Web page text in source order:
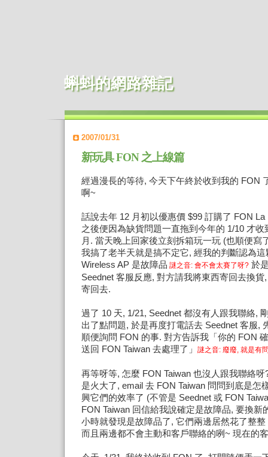
蝌蚪的網路雜記
2007/01/31
新玩具 FON 之上線篇
經過漫長的等待, 今天下午終於收到我的 FON
啊~
話說去年 12 月初以優惠價 $99 訂購了 FON La
之後便因為缺貨問題一直拖到今年的 1/10 才收
月. 當天晚上回家後立刻拆箱玩一玩 (也順便寫
我搞了老半天就是搞不定它, 經我的判斷認為這
Wireless AP 是故障品 謎之音: 會不會太賽了呀?於
Seednet 客服反應, 對方請我將東西寄回去換貨
寄回去.
過了 10 天, 1/21, Seednet 都沒有人跟我聯絡,
出了點問題, 於是再度打電話去 Seednet 客服,
順便詢問 FON 的事. 對方告訴我「你的 FON
送回 FON Taiwan 去處理了」
謎之音: 廢廢, 就是有
再等呀等, 怎麼 FON Taiwan 也沒人跟我聯絡
是火大了, email 去 FON Taiwan 問問到底是怎
興它們的效率了 (不管是 Seednet 或 FON
FON Taiwan 回信給我說確定是故障品, 要換新
小時就發現是故障品了, 它們兩邊居然花了整整
而且兩邊都不會主動和客戶聯絡的咧~ 現在的